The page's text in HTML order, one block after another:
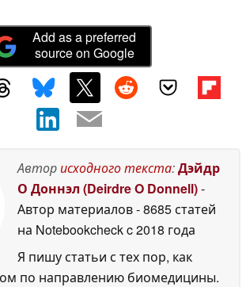
Add as a preferred
source on Google
Авторисходного текста:Дэйдр
О Доннэл (Deirdre O Donnell)-
Автор материалов- 8685 статей
на Notebookcheckc 2018 года
Я пишу статьи с тех пор, как
по направлению биомедицины.